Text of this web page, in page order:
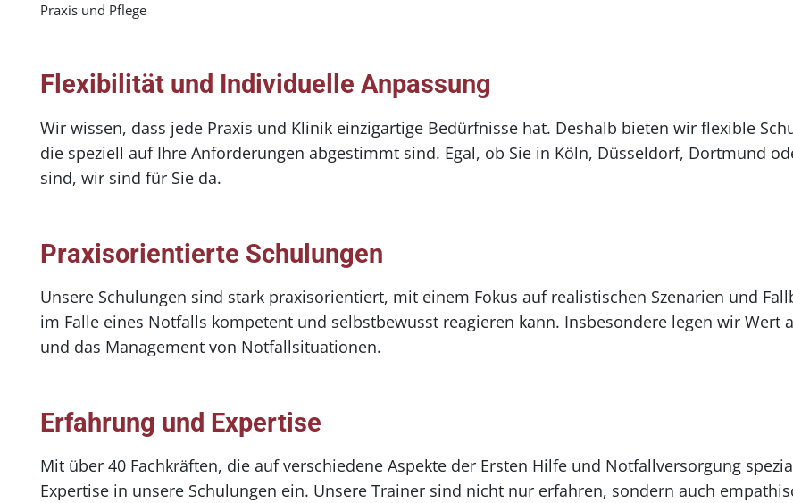
Praxis und Pflege
Flexibilität und Individuelle Anpassung
Wir wissen, dass jede Praxis und Klinik einzigartige Bedürfnisse hat. Deshalb bieten wir flexible
die speziell auf Ihre Anforderungen abgestimmt sind. Egal, ob Sie in Köln, Düsseldorf, Dortmund
sind, wir sind für Sie da.
Praxisorientierte Schulungen
Unsere Schulungen sind stark praxisorientiert, mit einem Fokus auf realistischen Szenarien und
im Falle eines Notfalls kompetent und selbstbewusst reagieren kann. Insbesondere legen wir Wert
und das Management von Notfallsituationen.
Erfahrung und Expertise
Mit über 40 Fachkräften, die auf verschiedene Aspekte der Ersten Hilfe und Notfallversorgung
Expertise in unsere Schulungen ein. Unsere Trainer sind nicht nur erfahren, sondern auch